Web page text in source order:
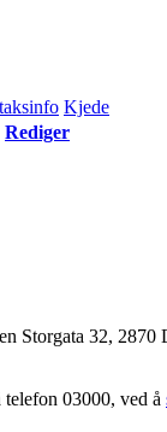
Kjede
Rediger
Storgata 32, 2870
03000, ved å